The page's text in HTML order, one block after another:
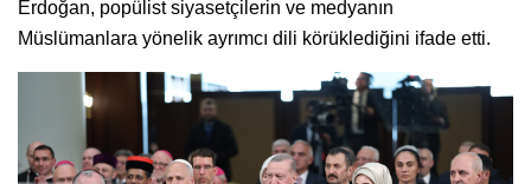
Erdoğan, popülist siyasetçilerin ve medyanın
Müslümanlara yönelik ayrımcı dili körüklediğini ifade etti.